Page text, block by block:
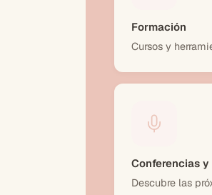
Formación
Cursos y
Conferencias y
Descubre las